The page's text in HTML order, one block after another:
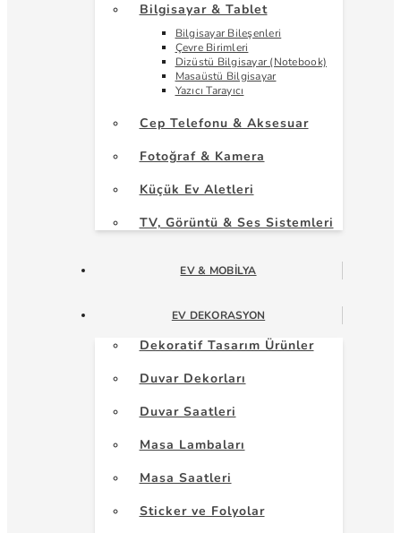
Bilgisayar & Tablet
Bilgisayar Bileşenleri
Çevre Birimleri
Dizüstü Bilgisayar (Notebook)
Masaüstü Bilgisayar
Yazıcı Tarayıcı
Cep Telefonu & Aksesuar
Fotoğraf & Kamera
Küçük Ev Aletleri
TV, Görüntü & Ses Sistemleri
EV & MOBILYA
EV DEKORASYON
Dekoratif Tasarım Ürünler
Duvar Dekorları
Duvar Saatleri
Masa Lambaları
Masa Saatleri
Sticker ve Folyolar